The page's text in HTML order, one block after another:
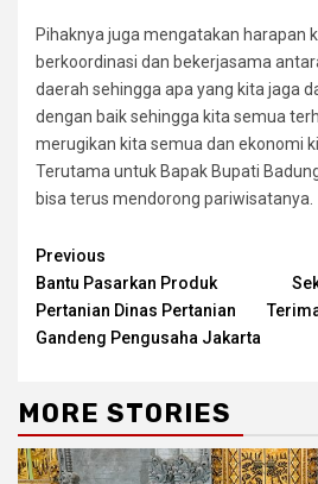
Pihaknya juga mengatakan harapan
berkoordinasi dan bekerjasama
daerah sehingga apa yang kita jaga
dengan baik sehingga kita semua
merugikan kita semua dan ekonomi
Terutama untuk Bapak Bupati
bisa terus mendorong pariwisatanya.
Continue
Reading
Previous
Bantu Pasarkan Produk
Pertanian Dinas Pertanian
Gandeng Pengusaha Jakarta
MORE STORIES